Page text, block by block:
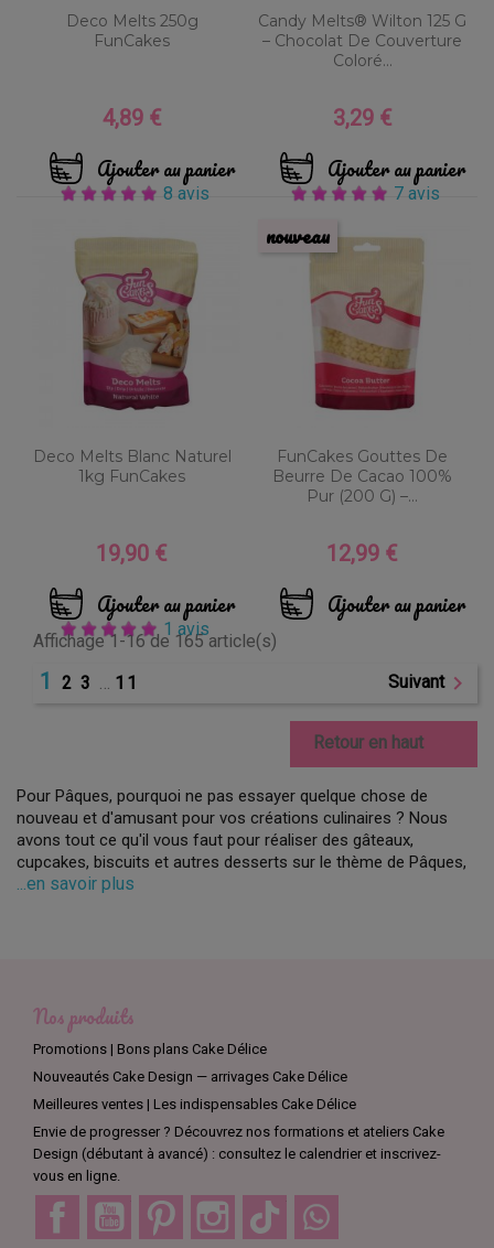
Deco Melts 250g
FunCakes
Prix
4,89 €
Ajouter au panier
8 avis
Candy Melts® Wilton 125 G
– Chocolat De Couverture
Coloré...
Prix
3,29 €
Ajouter au panier
7 avis
Deco Melts Blanc Naturel
1kg FunCakes
Prix
19,90 €
Ajouter au panier
1 avis
FunCakes Gouttes De
Beurre De Cacao 100%
Pur (200 G) –...
Prix
12,99 €
Ajouter au panier
nouveau
Affichage 1-16 de 165 article(s)
1 2 3 … 11 Suivant
Retour en haut
Pour Pâques, pourquoi ne pas essayer quelque chose de
nouveau et d'amusant pour vos créations culinaires ? Nous
avons tout ce qu'il vous faut pour réaliser des gâteaux,
cupcakes, biscuits et autres desserts sur le thème de Pâques,
avec des formes originales et amusantes.
de cloches, pour des créations super fun et originales.
Nos produits sont de qualité supérieure, faciles à utiliser et
adaptés à tous les niveaux de compétence. Ils vous
permettront de créer des desserts de Pâques qui feront sourire
petits et grands.
Notre sélection de produits est conçue pour vous aider à
ajouter une touche d'originalité et de créativité à vos créations
de Pâques. Nous avons des produits pour tous les budgets,
pour que vous puissiez créer des desserts uniques et
...en savoir plus
Nos produits
Promotions | Bons plans Cake Délice
Nouveautés Cake Design — arrivages Cake Délice
Meilleures ventes | Les indispensables Cake Délice
Envie de progresser ? Découvrez nos formations et ateliers Cake
Design (débutant à avancé) : consultez le calendrier et inscrivez-
vous en ligne.
Facebook YouTube Pinterest Instagram TikTok